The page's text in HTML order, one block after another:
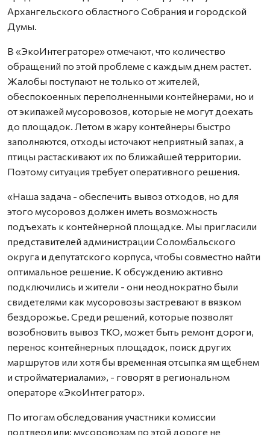
Архангельского областного Собрания и городской
Думы.
В «ЭкоИнтеграторе» отмечают, что количество
обращений по этой проблеме с каждым днем растет.
Жалобы поступают не только от жителей,
обеспокоенных переполненными контейнерами, но и
от экипажей мусоровозов, которые не могут доехать
до площадок. Летом в жару контейнеры быстро
заполняются, отходы источают неприятный запах, а
птицы растаскивают их по ближайшей территории.
Поэтому ситуация требует оперативного решения.
«Наша задача - обеспечить вывоз отходов, но для
этого мусоровоз должен иметь возможность
подъехать к контейнерной площадке. Мы пригласили
представителей администрации Соломбальского
округа и депутатского корпуса, чтобы совместно найти
оптимальное решение. К обсуждению активно
подключились и жители - они неоднократно были
свидетелями как мусоровозы застревают в вязком
бездорожье. Среди решений, которые позволят
возобновить вывоз ТКО, может быть ремонт дороги,
перенос контейнерных площадок, поиск других
маршрутов или хотя бы временная отсыпка ям щебнем
и стройматериалами», - говорят в региональном
операторе «ЭкоИнтегратор».
По итогам обследования участники комиссии
подтвердили: мусоровозам по этой дороге не